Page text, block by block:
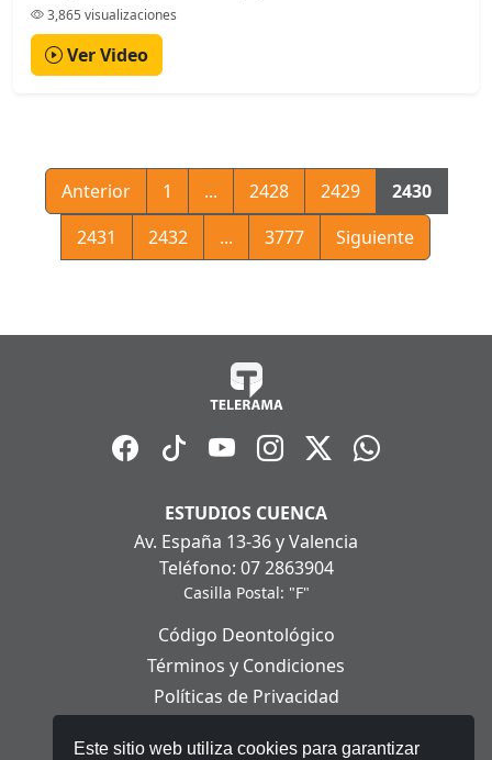
Este sitio web utiliza cookies para garantizar
3,865 visualizaciones
Ver Video
Anterior 1 ... 2428 2429
2430
2431
2432 ... 3777 Siguiente
ESTUDIOS CUENCA
Av. España 13-36 y Valencia
Teléfono: 07 2863904
Casilla Postal: "F"
Código Deontológico
Términos y Condiciones
Políticas de Privacidad